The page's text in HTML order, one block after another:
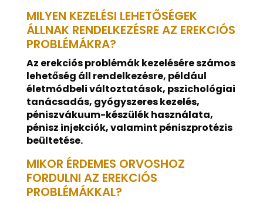
MILYEN KEZELÉSI LEHETŐSÉGEK
ÁLLNAK RENDELKEZÉSRE AZ EREKCIÓS
PROBLÉMÁKRA?
Az erekciós problémák kezelésére számos
lehetőség áll rendelkezésre, például
életmódbeli változtatások, pszichológiai
tanácsadás, gyógyszeres kezelés,
péniszvákuum-készülék használata,
pénisz injekciók, valamint péniszprotézis
beültetése.
MIKOR ÉRDEMES ORVOSHOZ
FORDULNI AZ EREKCIÓS
PROBLÉMÁKKAL?